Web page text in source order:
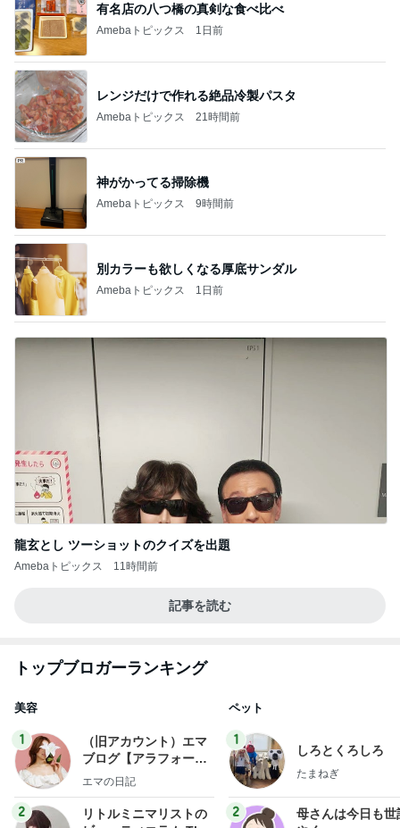
有名店の八つ橋の真剣な食べ比べ
Amebaトピックス 1日前
レンジだけで作れる絶品冷製パスタ
Amebaトピックス 21時間前
神がかってる掃除機
Amebaトピックス 9時間前
別カラーも欲しくなる厚底サンダル
Amebaトピックス 1日前
龍玄とし ツーショットのクイズを出題
Amebaトピックス 11時間前
記事を読む
トップブロガーランキング
美容
1
（旧アカウント）エマ
ブログ【アラフォー会
社売却セカンドライ
エマの日記
2
リトルミニマリストの
ペット
1
しろとくろしろ
たまねぎ
2
母さんは今日も世